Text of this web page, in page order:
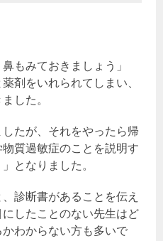
もみておきましょう」
剤をいれられてしまい、
した。
たが、それをやったら帰
質過敏症のことを説明す
となりました。
診断書があることを伝え
したことのない先生はど
わからない方も多いで